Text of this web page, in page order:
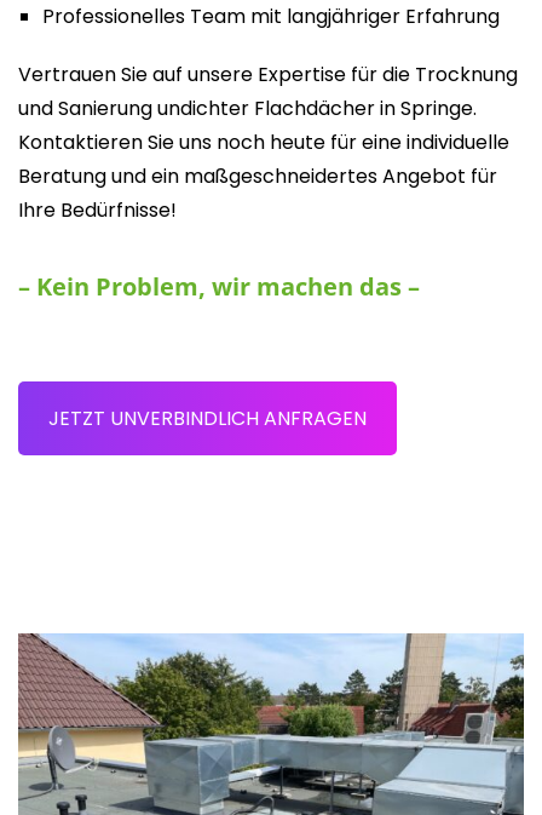
Professionelles Team mit langjähriger Erfahrung
Vertrauen Sie auf unsere Expertise für die Trocknung
und Sanierung undichter Flachdächer in Springe.
Kontaktieren Sie uns noch heute für eine individuelle
Beratung und ein maßgeschneidertes Angebot für
Ihre Bedürfnisse!
– Kein Problem, wir machen das –
JETZT UNVERBINDLICH ANFRAGEN